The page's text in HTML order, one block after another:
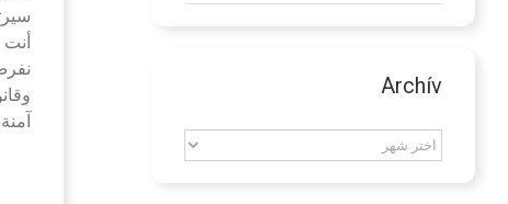
Archív
Archív